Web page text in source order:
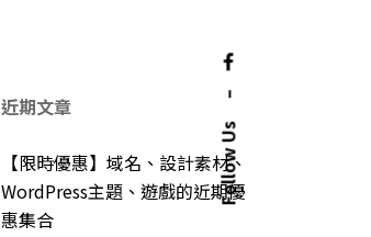
Follow Us
–
近期文章
【限時優惠】域名、設計素材、
WordPress主題、遊戲的近期優
惠集合